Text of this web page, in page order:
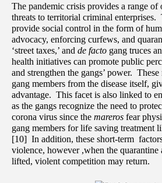
The pandemic crisis provides a range of
threats to territorial criminal
provide social control in the form of
advocacy, enforcing curfews, and
‘street taxes,’ and de facto gang truces
health initiatives can promote public
and strengthen the gangs’ power.
gang members from the disease itself,
advantage. This facet is also linked to
as the gangs recognize the need to
corona virus since the mareros fear
gang members for life saving treatment
[10] In addition, these short-term
violence, however ,when the quarantine
lifted, violent competition may return.